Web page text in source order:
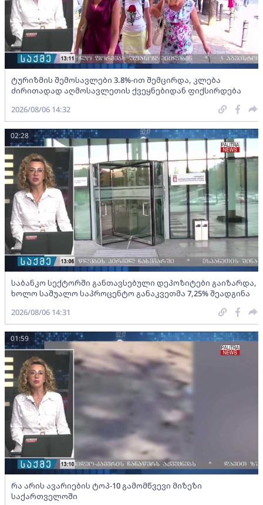
ტურიზმის შემოსავლები 3.8%-ით შემცირდა, კლება
ძირითადად აღმოსავლეთის ქვეყნებიდან ფიქსირდება
2026/08/06 14:32
საბანკო სექტორში განთავსებული დეპოზიტები გაიზარდა,
ხოლო საშუალო საპროცენტო განაკვეთმა 7,25% შეადგინა
02:28
2026/08/06 14:31
რა არის ავარიების ტოპ-10 გამომწვევი მიზეზი
საქართველოში
01:59